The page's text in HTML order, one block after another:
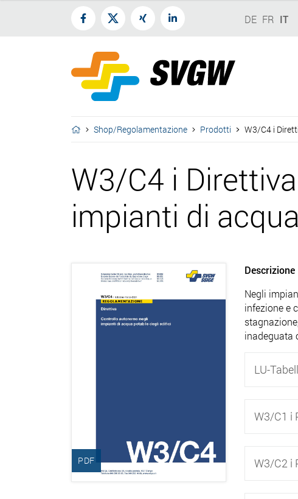
DE FR IT
Shop/Regolamentazione Prodotti W3/C4 i
W3/C4 i
impianti di
PDF
Descrizione
Negli
infezione e
inadeguata
LU-
W3/C1 i
W3/C2 i